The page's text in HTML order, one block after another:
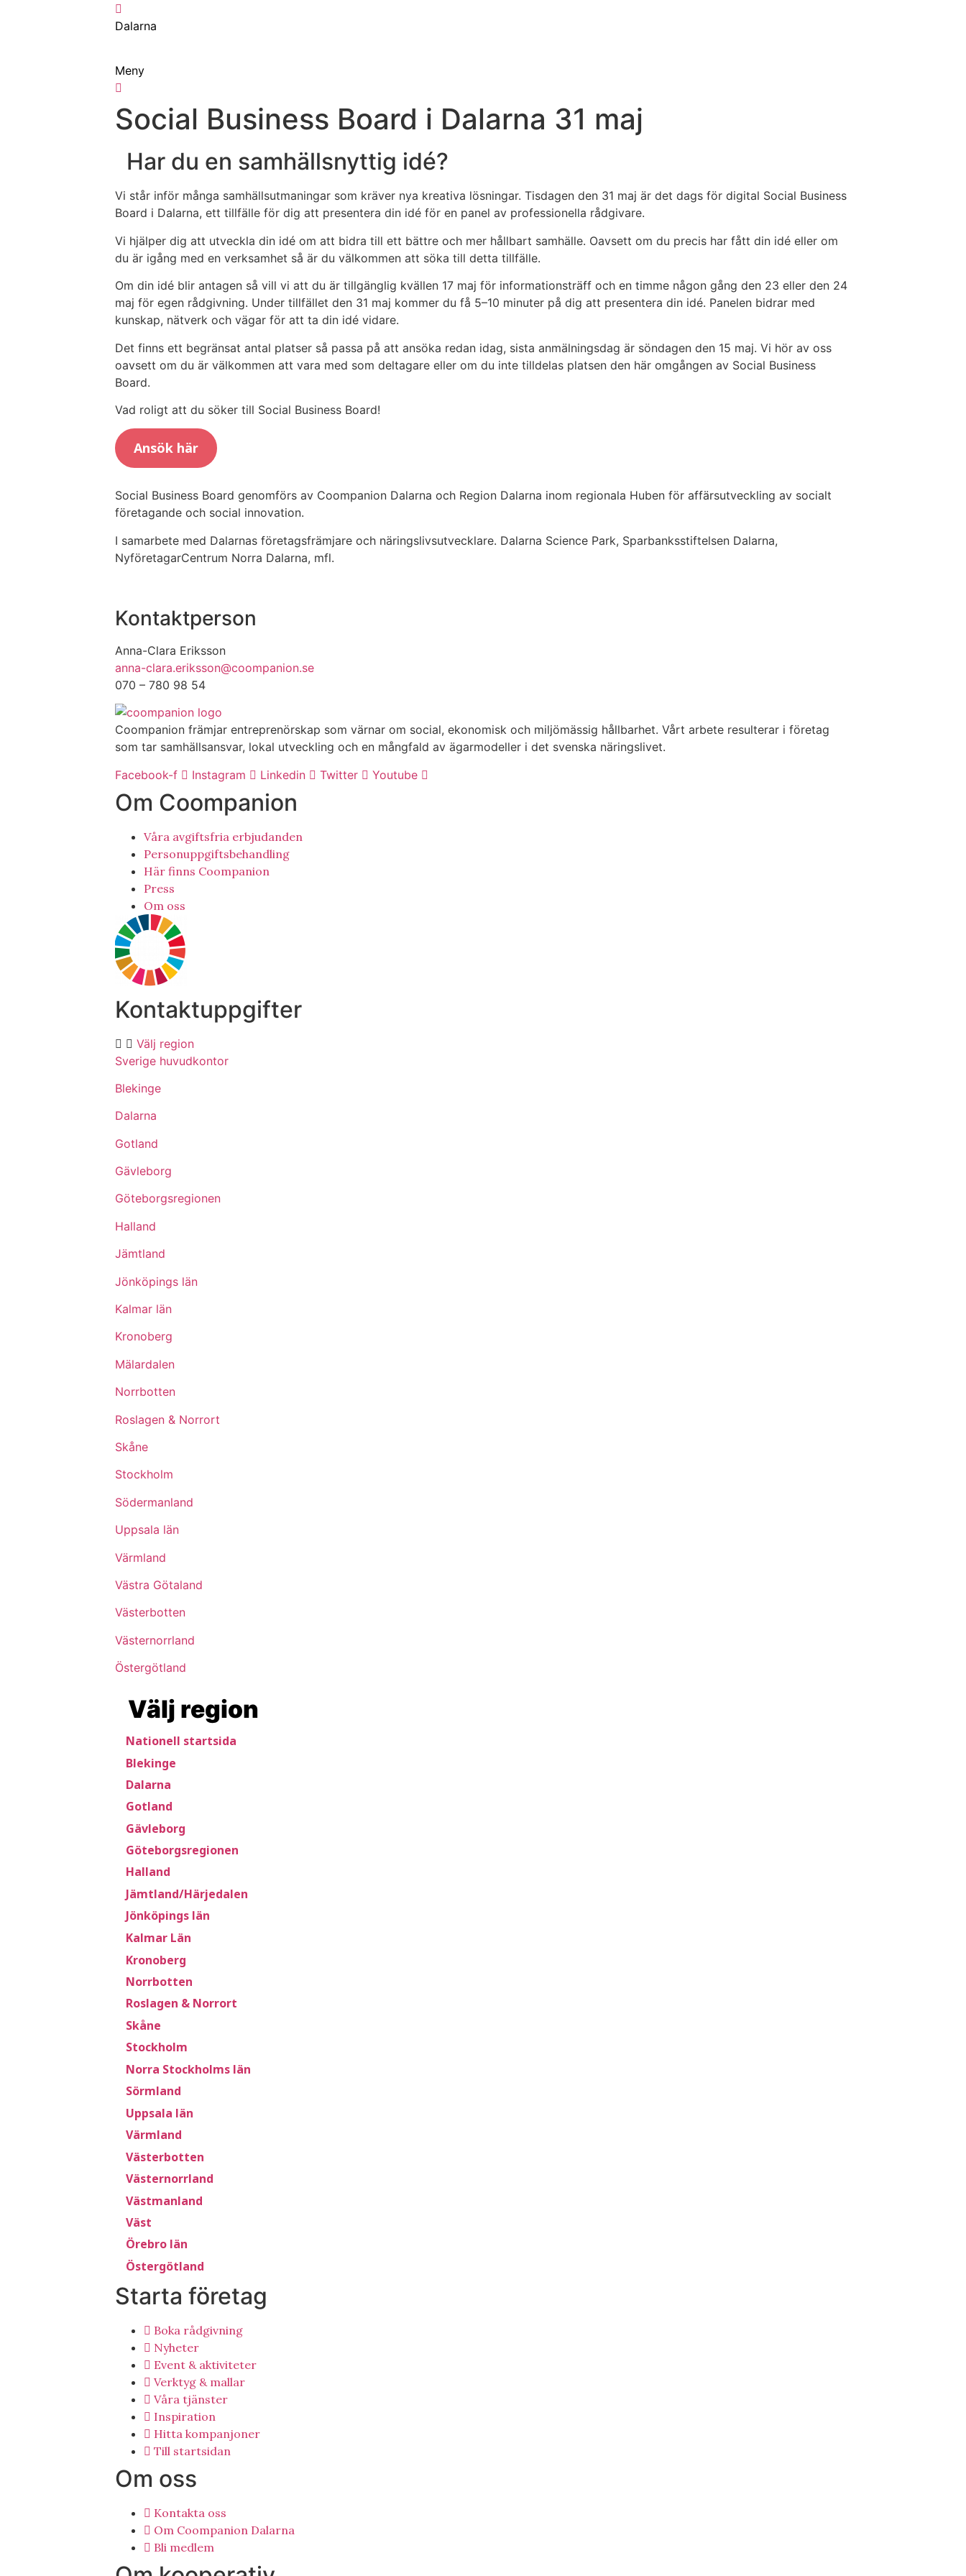
Hoppa
till
Dalarna
Meny
Social Business Board i Dalarna 31 maj
Har du en samhällsnyttig idé?
Vi står inför många samhällsutmaningar som kräver nya kreativa lösningar. Tisdagen den 31 maj är det dags för digital Social Business
Board i Dalarna, ett tillfälle för dig att presentera din idé för en panel av professionella rådgivare.
Vi hjälper dig att utveckla din idé om att bidra till ett bättre och mer hållbart samhälle. Oavsett om du precis har fått din idé eller om
du är igång med en verksamhet så är du välkommen att söka till detta tillfälle.
Om din idé blir antagen så vill vi att du är tillgänglig kvällen 17 maj för informationsträff och en timme någon gång den 23 eller den 24
maj för egen rådgivning. Under tillfället den 31 maj kommer du få 5–10 minuter på dig att presentera din idé. Panelen bidrar med
kunskap, nätverk och vägar för att ta din idé vidare.
Det finns ett begränsat antal platser så passa på att ansöka redan idag, sista anmälningsdag är söndagen den 15 maj. Vi hör av oss
oavsett om du är välkommen att vara med som deltagare eller om du inte tilldelas platsen den här omgången av Social Business
Board.
Vad roligt att du söker till Social Business Board!
Ansök här
Social Business Board genomförs av Coompanion Dalarna och Region Dalarna inom regionala Huben för affärsutveckling av socialt
företagande och social innovation.
I samarbete med Dalarnas företagsfrämjare och näringslivsutvecklare. Dalarna Science Park, Sparbanksstiftelsen Dalarna,
NyföretagarCentrum Norra Dalarna, mfl.
Kontaktperson
Anna-Clara Eriksson
anna-clara.eriksson@coompanion.se
070 – 780 98 54
Coompanion främjar entreprenörskap som värnar om social, ekonomisk och miljömässig hållbarhet. Vårt arbete resulterar i företag
som tar samhällsansvar, lokal utveckling och en mångfald av ägarmodeller i det svenska näringslivet.
Facebook-f
Instagram Linkedin Twitter Youtube
Om Coompanion
Våra avgiftsfria erbjudanden
Personuppgiftsbehandling
Här finns Coompanion
Press
Om oss
Kontaktuppgifter
Välj region
Sverige huvudkontor
Blekinge
Dalarna
Gotland
Gävleborg
Göteborgsregionen
Halland
Jämtland
Jönköpings län
Kalmar län
Kronoberg
Mälardalen
Norrbotten
Roslagen & Norrort
Skåne
Stockholm
Södermanland
Uppsala län
Värmland
Västra Götaland
Västerbotten
Västernorrland
Östergötland
Välj region
Nationell startsida
Blekinge
Dalarna
Gotland
Gävleborg
Göteborgsregionen
Halland
Jämtland/Härjedalen
Jönköpings län
Kalmar Län
Kronoberg
Norrbotten
Roslagen & Norrort
Skåne
Stockholm
Norra Stockholms län
Sörmland
Uppsala län
Värmland
Västerbotten
Västernorrland
Västmanland
Väst
Örebro län
Östergötland
Starta företag
Boka rådgivning
Nyheter
Event & aktiviteter
Verktyg & mallar
Våra tjänster
Inspiration
Hitta kompanjoner
Till startsidan
Om oss
Kontakta oss
Om Coompanion Dalarna
Bli medlem